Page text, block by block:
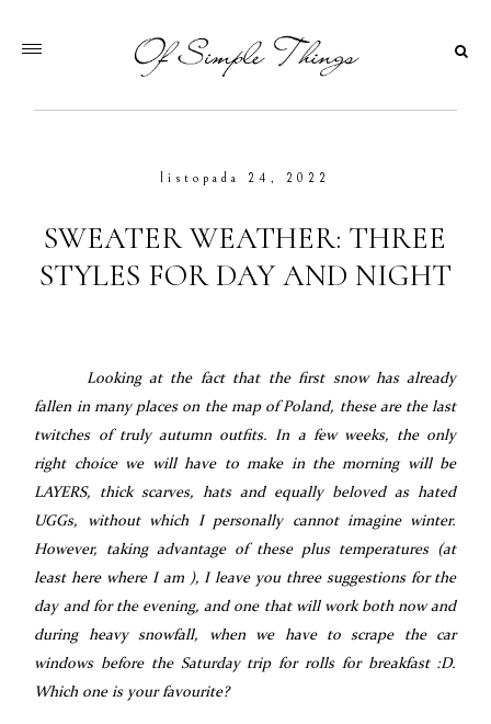
listopada 24, 2022
SWEATER WEATHER: THREE
STYLES FOR DAY AND NIGHT
Looking at the fact that the first snow has already
fallen in many places on the map of Poland, these are the last
twitches of truly autumn outfits. In a few weeks, the only
right choice we will have to make in the morning will be
LAYERS, thick scarves, hats and equally beloved as hated
UGGs, without which I personally cannot imagine winter.
However, taking advantage of these plus temperatures (at
least here where I am ), I leave you three suggestions for the
day and for the evening, and one that will work both now and
during heavy snowfall, when we have to scrape the car
windows before the Saturday trip for rolls for breakfast :D.
Which one is your favourite?